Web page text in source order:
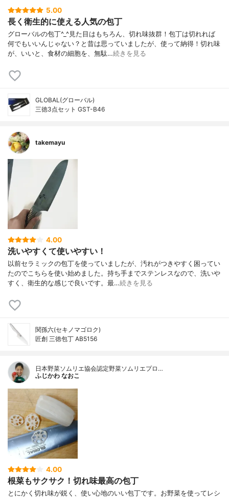
5.00
長く衛生的に使える人気の包丁
グローバルの包丁^_^見た目はもちろん、切れ味抜群！包丁は切れれば
何でもいいんじゃない？と昔は思っていましたが、使って納得！切れ味
が、いいと、食材の細胞を、無駄…続きを見る
GLOBAL(グローバル)
三徳3点セット GST-B46
takemayu
4.00
洗いやすくて使いやすい！
以前セラミックの包丁を使っていましたが、汚れがつきやすく困ってい
たのでこちらを使い始めました。持ち手までステンレスなので、洗いや
すく、衛生的な感じで良いです。最…続きを見る
関孫六(セキノマゴロク)
匠創 三徳包丁 AB5156
日本野菜ソムリエ協会認定野菜ソムリエプロ…
ふじかわ なおこ
4.00
根菜もサクサク！切れ味最高の包丁
とにかく切れ味が鋭く、使い心地のいい包丁です。お野菜を使ってレシ